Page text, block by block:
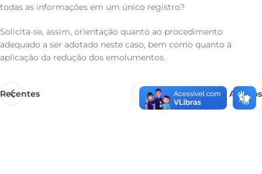
todas as informações em um único registro?
Solicita-se, assim, orientação quanto ao procedimento
adequado a ser adotado neste caso, bem como quanto à
aplicação da redução dos emolumentos.
Recentes Antigos